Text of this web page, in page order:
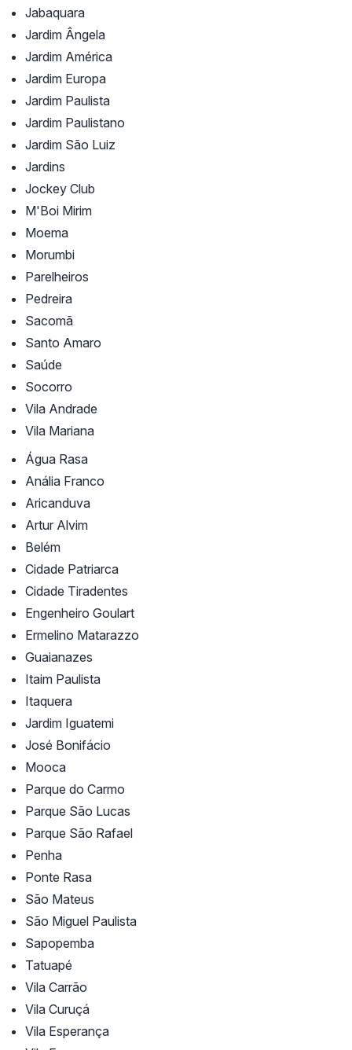
Jabaquara
Jardim Ângela
Jardim América
Jardim Europa
Jardim Paulista
Jardim Paulistano
Jardim São Luiz
Jardins
Jockey Club
M'Boi Mirim
Moema
Morumbi
Parelheiros
Pedreira
Sacomã
Santo Amaro
Saúde
Socorro
Vila Andrade
Vila Mariana
Água Rasa
Anália Franco
Aricanduva
Artur Alvim
Belém
Cidade Patriarca
Cidade Tiradentes
Engenheiro Goulart
Ermelino Matarazzo
Guaianazes
Itaim Paulista
Itaquera
Jardim Iguatemi
José Bonifácio
Mooca
Parque do Carmo
Parque São Lucas
Parque São Rafael
Penha
Ponte Rasa
São Mateus
São Miguel Paulista
Sapopemba
Tatuapé
Vila Carrão
Vila Curuçá
Vila Esperança